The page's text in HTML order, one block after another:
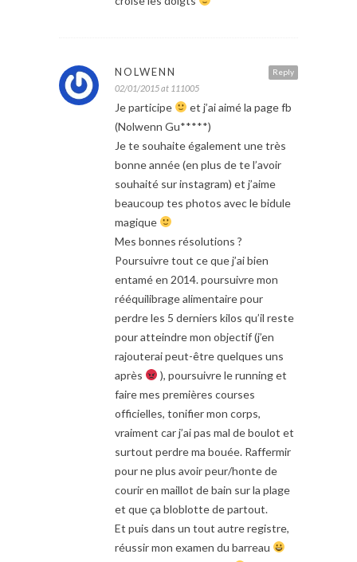
Reply
NOLWENN
02/01/2015 at 111005
Je participe
et j’ai aimé la page fb
(Nolwenn Gu*****)
Je te souhaite également une très
bonne année (en plus de te l’avoir
souhaité sur instagram) et j’aime
beaucoup tes photos avec le bidule
magique
Mes bonnes résolutions ?
Poursuivre tout ce que j’ai bien
entamé en 2014. poursuivre mon
rééquilibrage alimentaire pour
perdre les 5 derniers kilos qu’il reste
pour atteindre mon objectif (j’en
rajouterai peut-être quelques uns
après
), poursuivre le running et
faire mes premières courses
officielles, tonifier mon corps,
vraiment car j’ai pas mal de boulot et
surtout perdre ma bouée. Raffermir
pour ne plus avoir peur/honte de
courir en maillot de bain sur la plage
et que ça bloblotte de partout.
Et puis dans un tout autre registre,
réussir mon examen du barreau